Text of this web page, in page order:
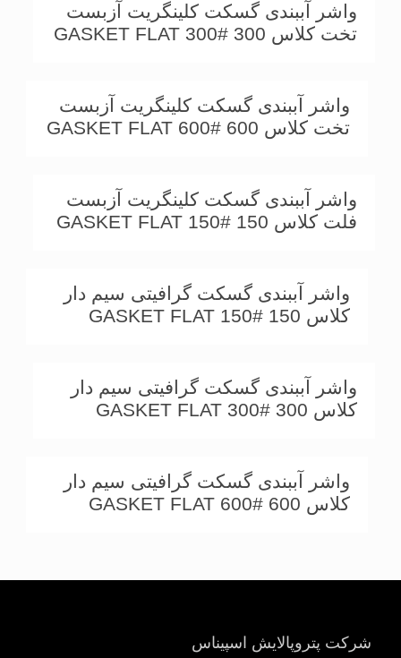
واشر آببندی گسکت کلینگریت آزبست
تخت کلاس 300 GASKET FLAT 300#
واشر آببندی گسکت کلینگریت آزبست
تخت کلاس 600 GASKET FLAT 600#
واشر آببندی گسکت کلینگریت آزبست
فلت کلاس 150 GASKET FLAT 150#
واشر آببندی گسکت گرافیتی سیم دار
کلاس 150 GASKET FLAT 150#
واشر آببندی گسکت گرافیتی سیم دار
کلاس 300 GASKET FLAT 300#
واشر آببندی گسکت گرافیتی سیم دار
کلاس 600 GASKET FLAT 600#
شرکت پتروپالایش اسپیناس